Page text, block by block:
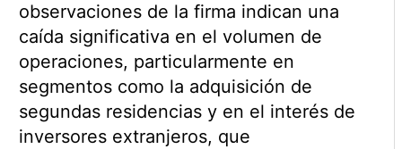
observaciones de la firma indican una
caída significativa en el volumen de
operaciones, particularmente en
segmentos como la adquisición de
segundas residencias y en el interés de
inversores extranjeros, que